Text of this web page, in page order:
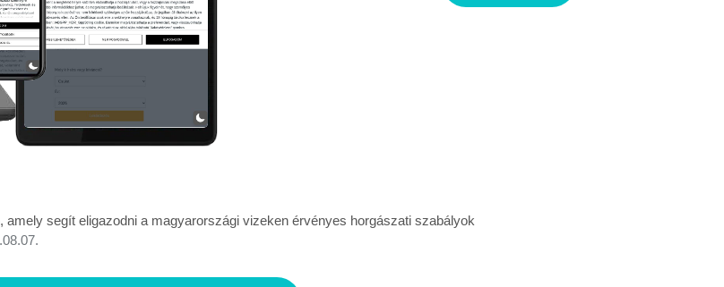
segít eligazodni a magyarországi vizeken érvényes horgászati szabályok